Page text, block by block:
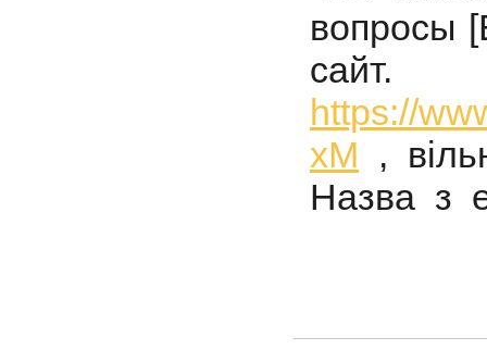
вопросы
https://
xM ,
Назва з